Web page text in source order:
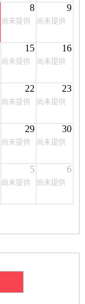
8
尚未提供
9
尚未提供
15
尚未提供
16
尚未提供
22
尚未提供
23
尚未提供
29
尚未提供
30
尚未提供
5
尚未提供
6
尚未提供